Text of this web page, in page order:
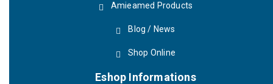
Amieamed Products
Blog / News
Shop Online
Eshop Informations